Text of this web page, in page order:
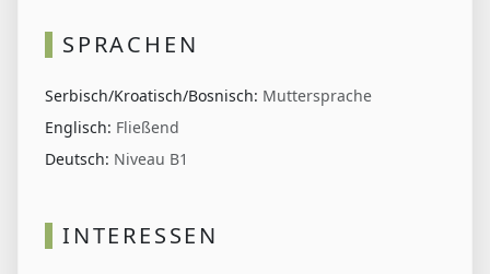
SPRACHEN
Serbisch/Kroatisch/Bosnisch: Muttersprache
Englisch: Fließend
Deutsch: Niveau B1
INTERESSEN